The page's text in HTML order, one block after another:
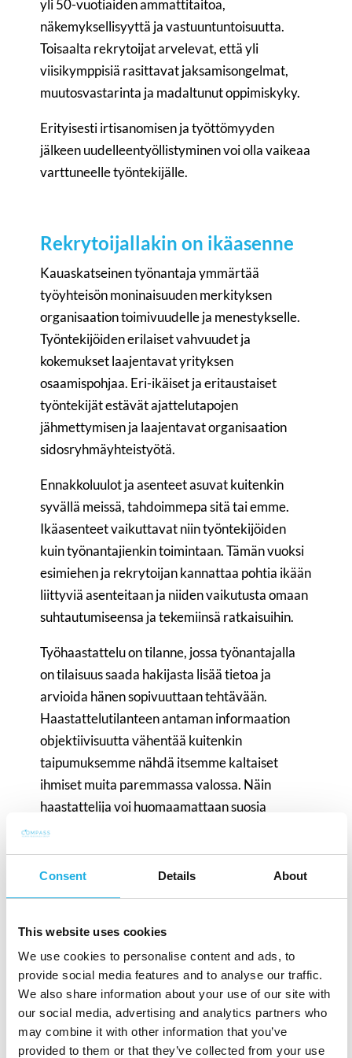
Consent Details About
This website uses cookies
We use cookies to personalise content and ads, to
provide social media features and to analyse our traffic.
We also share information about your use of our site with
our social media, advertising and analytics partners who
may combine it with other information that you’ve
provided to them or that they’ve collected from your use
yli 50-vuotiaiden ammattitaitoa,
näkemyksellisyyttä ja vastuuntuntoisuutta.
Toisaalta rekrytoijat arvelevat, että yli
viisikymppisiä rasittavat jaksamisongelmat,
muutosvastarinta ja madaltunut oppimiskyky.
Erityisesti irtisanomisen ja työttömyyden
jälkeen uudelleentyöllistyminen voi olla vaikeaa
varttuneelle työntekijälle.
Rekrytoijallakin on ikäasenne
Kauaskatseinen työnantaja ymmärtää
työyhteisön moninaisuuden merkityksen
organisaation toimivuudelle ja menestykselle.
Työntekijöiden erilaiset vahvuudet ja
kokemukset laajentavat yrityksen
osaamispohjaa. Eri-ikäiset ja eritaustaiset
työntekijät estävät ajattelutapojen
jähmettymisen ja laajentavat organisaation
sidosryhmäyhteistyötä.
Ennakkoluulot ja asenteet asuvat kuitenkin
syvällä meissä, tahdoimmepa sitä tai emme.
Ikäasenteet vaikuttavat niin työntekijöiden
kuin työnantajienkin toimintaan. Tämän vuoksi
esimiehen ja rekrytoijan kannattaa pohtia ikään
liittyviä asenteitaan ja niiden vaikutusta omaan
suhtautumiseensa ja tekemiinsä ratkaisuihin.
Työhaastattelu on tilanne, jossa työnantajalla
on tilaisuus saada hakijasta lisää tietoa ja
arvioida hänen sopivuuttaan tehtävään.
Haastattelutilanteen antaman informaation
objektiivisuutta vähentää kuitenkin
taipumuksemme nähdä itsemme kaltaiset
ihmiset muita paremmassa valossa. Näin
haastattelija voi huomaamattaan suosia
hakijaa, joka on hänen kanssaan
samankaltainen paitsi arvoiltaan,
koulutukseltaan ja työtavoiltaan, myös iältään.
velvollisuus kohdella hakijoita yhdenvertaisesti
riippumatta iästä ja muista
moninaisuustekijöistä. Samalla syrjimätön
rekrytointiprosessi on tärkeässä roolissa
mahdollistamassa työyhteisön moninaisuutta.
Ammattitaitoisen rekrytoijan valinta sekä